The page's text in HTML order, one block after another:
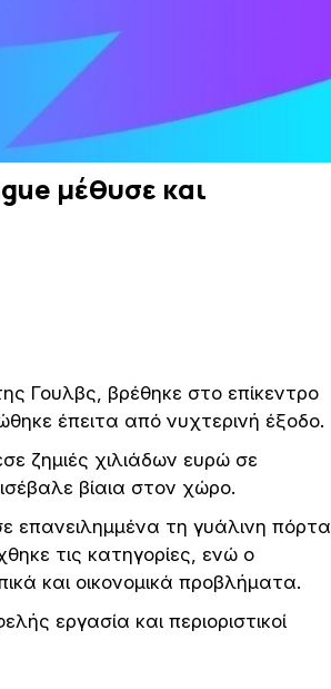
μέθυσε και
Γουλβς, βρέθηκε στο επίκεντρο
έπειτα από νυχτερινή έξοδο.
ζημιές χιλιάδων ευρώ σε
βίαια στον χώρο.
τη γυάλινη πόρτα
τις κατηγορίες, ενώ ο
και οικονομικά προβλήματα.
εργασία και περιοριστικοί